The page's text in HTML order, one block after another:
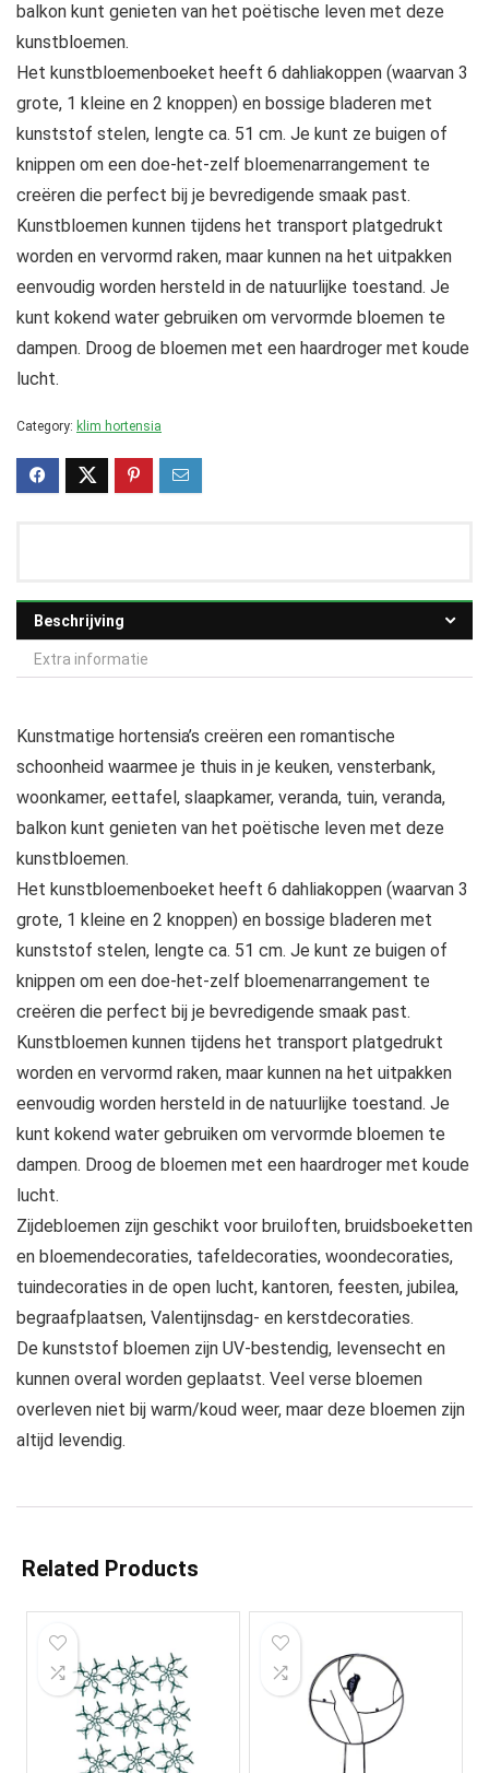
balkon kunt genieten van het poëtische leven met deze
kunstbloemen.
Het kunstbloemenboeket heeft 6 dahliakoppen (waarvan 3
grote, 1 kleine en 2 knoppen) en bossige bladeren met
kunststof stelen, lengte ca. 51 cm. Je kunt ze buigen of
knippen om een doe-het-zelf bloemenarrangement te
creëren die perfect bij je bevredigende smaak past.
Kunstbloemen kunnen tijdens het transport platgedrukt
worden en vervormd raken, maar kunnen na het uitpakken
eenvoudig worden hersteld in de natuurlijke toestand. Je
kunt kokend water gebruiken om vervormde bloemen te
dampen. Droog de bloemen met een haardroger met koude
lucht.
Category: klim hortensia
Beschrijving
Extra informatie
Kunstmatige hortensia’s creëren een romantische
schoonheid waarmee je thuis in je keuken, vensterbank,
woonkamer, eettafel, slaapkamer, veranda, tuin, veranda,
balkon kunt genieten van het poëtische leven met deze
kunstbloemen.
Het kunstbloemenboeket heeft 6 dahliakoppen (waarvan 3
grote, 1 kleine en 2 knoppen) en bossige bladeren met
kunststof stelen, lengte ca. 51 cm. Je kunt ze buigen of
knippen om een doe-het-zelf bloemenarrangement te
creëren die perfect bij je bevredigende smaak past.
Kunstbloemen kunnen tijdens het transport platgedrukt
worden en vervormd raken, maar kunnen na het uitpakken
eenvoudig worden hersteld in de natuurlijke toestand. Je
kunt kokend water gebruiken om vervormde bloemen te
dampen. Droog de bloemen met een haardroger met koude
lucht.
Zijdebloemen zijn geschikt voor bruiloften, bruidsboeketten
en bloemendecoraties, tafeldecoraties, woondecoraties,
tuindecoraties in de open lucht, kantoren, feesten, jubilea,
begraafplaatsen, Valentijnsdag- en kerstdecoraties.
De kunststof bloemen zijn UV-bestendig, levensecht en
kunnen overal worden geplaatst. Veel verse bloemen
overleven niet bij warm/koud weer, maar deze bloemen zijn
altijd levendig.
Related Products